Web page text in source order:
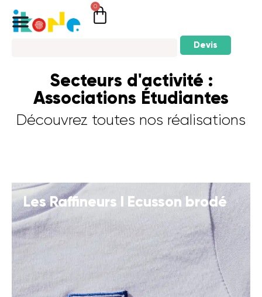
0
Devis
Secteurs d'activité :
Associations Étudiantes
Découvrez toutes nos réalisations
Les Raffineurs I Ecusson brodé